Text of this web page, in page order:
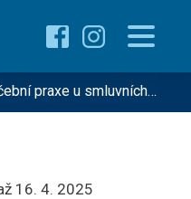
praxe u smluvních partnerů školy
16. 4. 2025